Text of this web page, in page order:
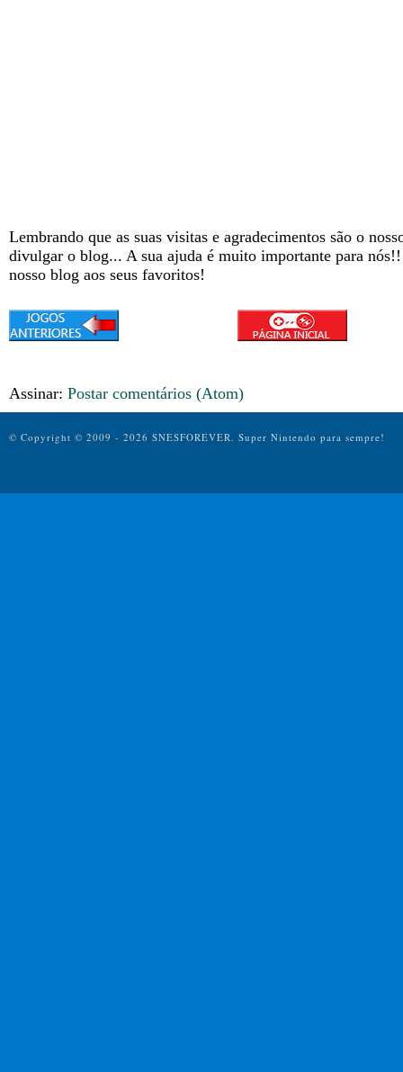
Lembrando que as suas visitas e agradecimentos são o
divulgar o blog... A sua ajuda é muito importante para nós!!
nosso blog aos seus favoritos!
Assinar: Postar comentários (Atom)
© Copyright © 2009 - 2026 SNESFOREVER. Super Nintendo para sempre!